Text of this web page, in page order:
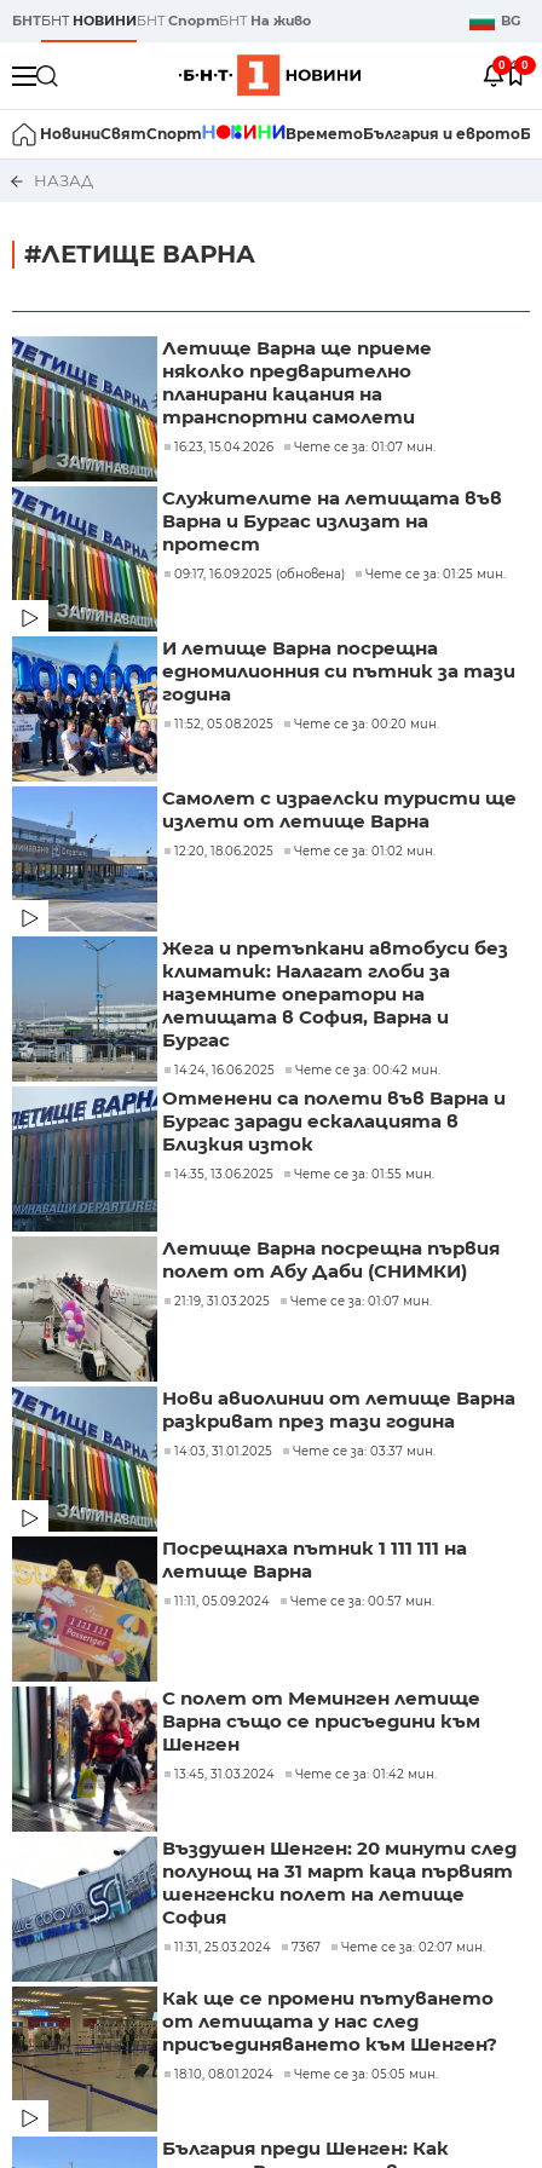
БНТБНТ НОВИНИБНТСпортБНТ На живо BG
0 0
НовиниСвятСпорт ВреметоБългария и еврото
НАЗАД
#ЛЕТИЩЕ ВАРНА
Летище Варна ще приеме
няколко предварително
планирани кацания на
транспортни самолети
16:23, 15.04.2026 Чете се за: 01:07 мин.
Служителите на летищата във
Варна и Бургас излизат на
протест
09:17, 16.09.2025 (обновена) Чете се за: 01:25 мин.
И летище Варна посрещна
едномилионния си пътник за тази
година
11:52, 05.08.2025 Чете се за: 00:20 мин.
Самолет с израелски туристи ще
излети от летище Варна
12:20, 18.06.2025 Чете се за: 01:02 мин.
Жега и претъпкани автобуси без
климатик: Налагат глоби за
наземните оператори на
летищата в София, Варна и
Бургас
14:24, 16.06.2025 Чете се за: 00:42 мин.
Отменени са полети във Варна и
Бургас заради ескалацията в
Близкия изток
14:35, 13.06.2025 Чете се за: 01:55 мин.
Летище Варна посрещна първия
полет от Абу Даби (СНИМКИ)
21:19, 31.03.2025 Чете се за: 01:07 мин.
Нови авиолинии от летище Варна
разкриват през тази година
14:03, 31.01.2025 Чете се за: 03:37 мин.
Посрещнаха пътник 1 111 111 на
летище Варна
11:11, 05.09.2024 Чете се за: 00:57 мин.
С полет от Меминген летище
Варна също се присъедини към
Шенген
13:45, 31.03.2024 Чете се за: 01:42 мин.
Въздушен Шенген: 20 минути след
полунощ на 31 март каца първият
шенгенски полет на летище
София
11:31, 25.03.2024 7367 Чете се за: 02:07 мин.
Как ще се промени пътуването
от летищата у нас след
присъединяването към Шенген?
18:10, 08.01.2024 Чете се за: 05:05 мин.
България преди Шенген: Как